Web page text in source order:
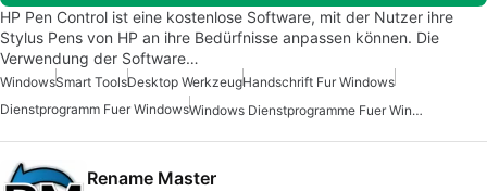
HP Pen Control ist eine kostenlose Software, mit der Nutzer ihre
Stylus Pens von HP an ihre Bedürfnisse anpassen können. Die
Verwendung der Software…
WindowsSmart ToolsDesktop WerkzeugHandschrift Fur Windows
Dienstprogramm Fuer Windows
Windows Dienstprogramme Fuer Windows 10
Rename Master